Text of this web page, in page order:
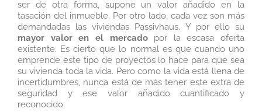
ser de otra forma, supone un valor añadido en la
tasación del inmueble. Por otro lado, cada vez son más
demandadas las viviendas Passivhaus. Y por ello su
mayor valor en el mercadopor la escasa oferta
existente. Es cierto que lo normal es que cuando uno
emprende este tipo de proyectos lo hace para que sea
su vivienda toda la vida. Pero como la vida está llena de
incertidumbres, nunca está de más tener este extra de
seguridad y ese valor añadido cuantificado y
reconocido.